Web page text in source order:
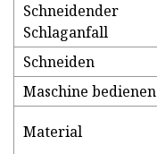
Schneidender
Schlaganfall
Schneiden
Maschine bedienen
Material